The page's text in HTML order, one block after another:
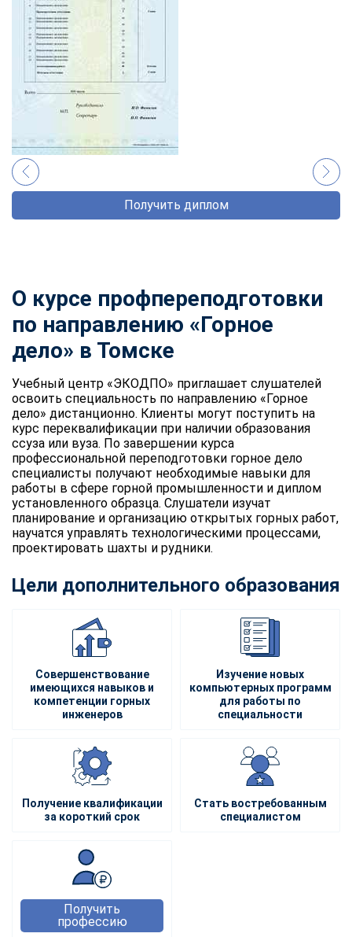
Получить диплом
О курсе профпереподготовки
по направлению «Горное
дело» в Томске
Учебный центр «ЭКОДПО» приглашает слушателей
освоить специальность по направлению «Горное
дело» дистанционно. Клиенты могут поступить на
курс переквалификации при наличии образования
ссуза или вуза. По завершении курса
профессиональной переподготовки горное дело
специалисты получают необходимые навыки для
работы в сфере горной промышленности и диплом
установленного образца. Слушатели изучат
планирование и организацию открытых горных работ,
научатся управлять технологическими процессами,
проектировать шахты и рудники.
Цели дополнительного образования
Совершенствование
имеющихся навыков и
компетенции горных
инженеров
Изучение новых
компьютерных программ
для работы по
специальности
Получение квалификации
за короткий срок
Стать востребованным
специалистом
Получить
профессию